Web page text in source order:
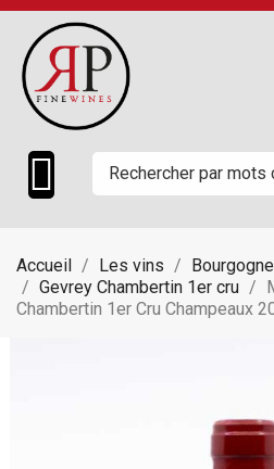

Accueil Les vins
Gevrey Chambertin 1er cru
Chambertin 1er Cru Champeaux